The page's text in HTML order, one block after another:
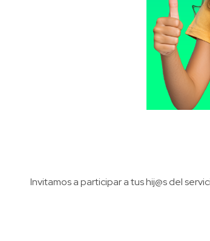
Invitamos a participar a tus hij@s del